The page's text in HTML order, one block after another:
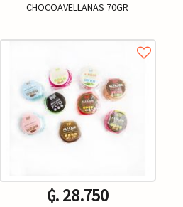
CHOCOAVELLANAS 70GR
+
₲. 28.750